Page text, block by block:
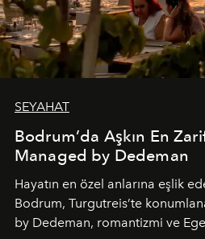
SEYAHAT
Bodrum’da Aşkın En
Managed by Dedeman
Hayatın en özel anlarına eşlik
Bodrum, Turgutreis’te
by Dedeman, romantizmi ve